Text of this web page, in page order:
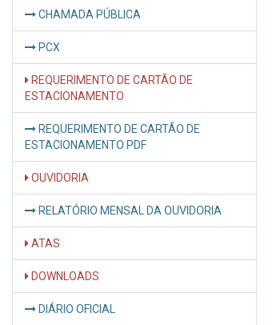
CHAMADA PÚBLICA
PCX
REQUERIMENTO DE CARTÃO DE
ESTACIONAMENTO
REQUERIMENTO DE CARTÃO DE
ESTACIONAMENTO PDF
OUVIDORIA
RELATÓRIO MENSAL DA OUVIDORIA
ATAS
DOWNLOADS
DIÁRIO OFICIAL